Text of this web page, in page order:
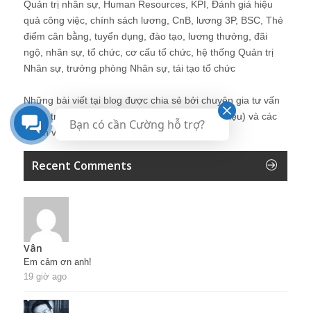
Quản trị nhân sự, Human Resources, KPI, Đánh giá hiệu
quả công việc, chính sách lương, CnB, lương 3P, BSC, Thẻ
điểm cân bằng, tuyển dụng, đào tạo, lương thưởng, đãi
ngộ, nhân sự, tổ chức, cơ cấu tổ chức, hệ thống Quản trị
Nhân sự, trưởng phòng Nhân sự, tái tạo tổ chức
Những bài viết tại blog được chia sẻ bởi chuyên gia tư vấn
Quản trị Nhân sự Nguyễn Hùng Cường (
giới thiệu) và các
thành viên khác trong cộng đồng Nhân sự.
Recent Comments
Vân
Em cảm ơn anh!
19 giờ ago
Bạn có cần Cường hỗ trợ?